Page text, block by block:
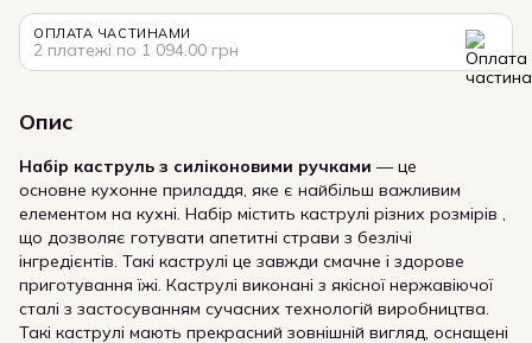
ОПЛАТА ЧАСТИНАМИ
2 платежі по 1 094.00 грн
Опис
Набір каструль з силіконовими ручками — це
основне кухонне приладдя, яке є найбільш важливим
елементом на кухні. Набір містить каструлі різних розмірів ,
що дозволяє готувати апетитні страви з безлічі
інгредієнтів. Такі каструлі це завжди смачне і здорове
приготування їжі. Каструлі виконані з якісної нержавіючої
сталі з застосуванням сучасних технологій виробництва.
Такі каструлі мають прекрасний зовнішній вигляд, оснащені